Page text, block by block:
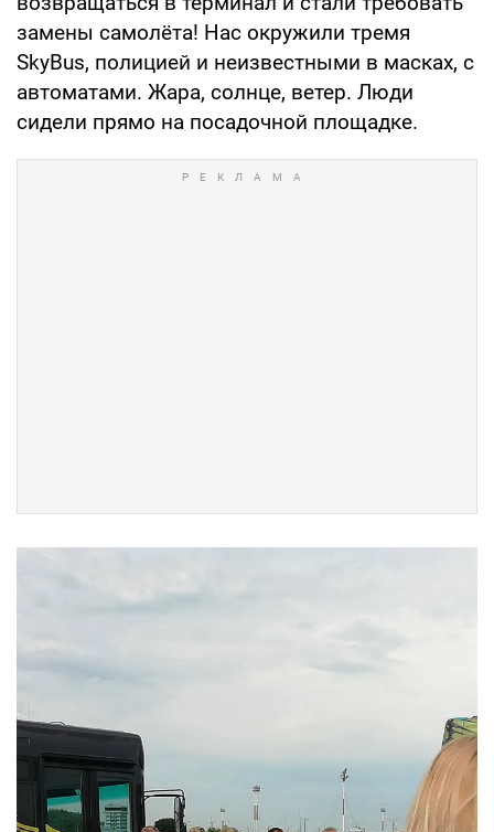
замены самолёта! Нас окружили тремя
SkyBus, полицией и неизвестными в масках, с
автоматами. Жара, солнце, ветер. Люди
сидели прямо на посадочной площадке.